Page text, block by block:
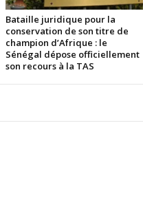
Bataille juridique pour la
conservation de son titre de
champion d’Afrique : le
Sénégal dépose officiellement
son recours à la TAS